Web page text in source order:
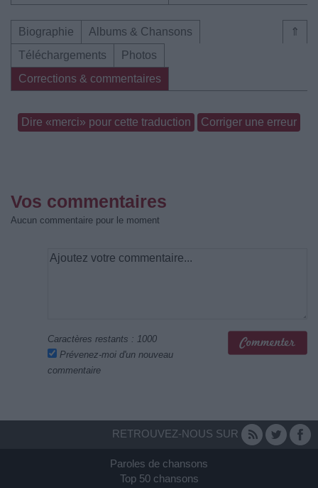
⇑
Biographie
Albums & Chansons
Téléchargements
Photos
Corrections & commentaires
Dire «merci» pour cette traduction Corriger une erreur
Vos commentaires
Aucun commentaire pour le moment
Caractères restants : 1000
Prévenez-moi d'un nouveau
commentaire
RETROUVEZ-NOUS SUR
Paroles de chansons
Top 50 chansons